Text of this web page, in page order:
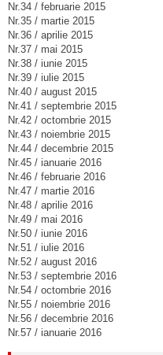
Nr.34 / februarie 2015
Nr.35 / martie 2015
Nr.36 / aprilie 2015
Nr.37 / mai 2015
Nr.38 / iunie 2015
Nr.39 / iulie 2015
Nr.40 / august 2015
Nr.41 / septembrie 2015
Nr.42 / octombrie 2015
Nr.43 / noiembrie 2015
Nr.44 / decembrie 2015
Nr.45 / ianuarie 2016
Nr.46 / februarie 2016
Nr.47 / martie 2016
Nr.48 / aprilie 2016
Nr.49 / mai 2016
Nr.50 / iunie 2016
Nr.51 / iulie 2016
Nr.52 / august 2016
Nr.53 / septembrie 2016
Nr.54 / octombrie 2016
Nr.55 / noiembrie 2016
Nr.56 / decembrie 2016
Nr.57 / ianuarie 2016